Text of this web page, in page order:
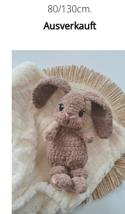
80/130cm.
Ausverkauft